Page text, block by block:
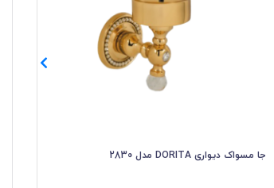
جا مسواک دیواری DORITA مدل 2830